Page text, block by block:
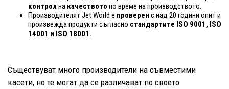
контрол на качеството по време на производството.
Производителят Jet World е проверен с над 20 години опит и
произвежда продукти съгласно стандартите ISO 9001, ISO
14001 и ISO 18001.
Съществуват много производители на съвместими
касети, но те могат да се различават по своето